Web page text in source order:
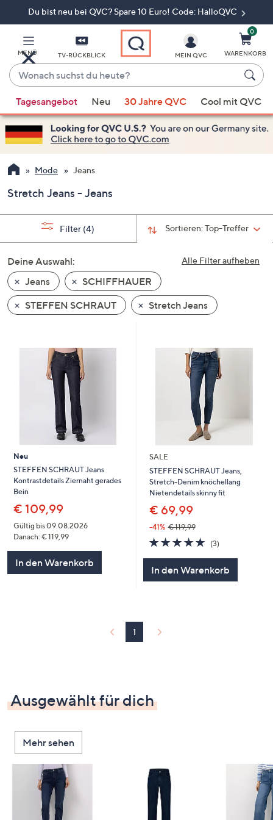
Du bist neu bei QVC? Spare 10 Euro! Code: HalloQVC
MENÜ TV-RÜCKBLICK
Wonach
suchst
du
heute?
Vorschläge
verfügbar
sind,
verwenden
Sie
Pfeiltasten
nach
und
nach
unten
oder
wischen
Sie
diese
anzuzeigen.
MEIN QVC
0
WARENKORB
Tagesangebot Neu 30 Jahre QVC Cool mit QVC
Mode Jeans
Stretch Jeans - Jeans
Sortieren:Top-Treffer
Filter (4)
Alle Filter aufheben
Deine Auswahl:
Jeans
SCHIFFHAUER
STEFFEN SCHRAUT
Stretch Jeans
Neu
STEFFEN SCHRAUT Jeans
Kontrastdetails Ziernaht gerades
Bein
€ 109,99
Gültig bis 09.08.2026
Danach: € 119,99
In den Warenkorb
SALE
STEFFEN SCHRAUT Jeans,
Stretch-Denim knöchellang
Nietendetails skinny fit
€ 69,99
-41% € 119,99
5.0
von
(3)3
In den Warenkorb
1
Ausgewählt für dich
Mehr sehen